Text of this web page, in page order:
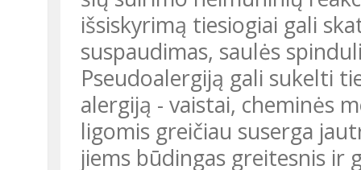
išsiskyrimą tiesiogiai gali
suspaudimas, saulės
Pseudoalergiją gali sukelti
alergiją - vaistai, cheminės
ligomis greičiau suserga
jiems būdingas greitesnis ir